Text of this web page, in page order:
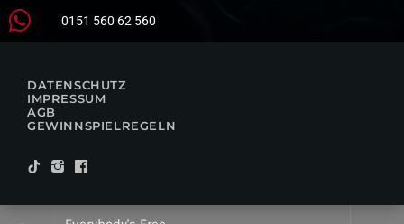
0151 560 62 560
DATENSCHUTZ
IMPRESSUM
AGB
GEWINNSPIELREGELN